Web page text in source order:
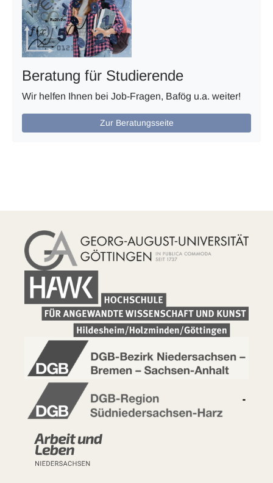
Beratung für Studierende
Wir helfen Ihnen bei Job-Fragen, Bafög u.a. weiter!
Zur Beratungsseite